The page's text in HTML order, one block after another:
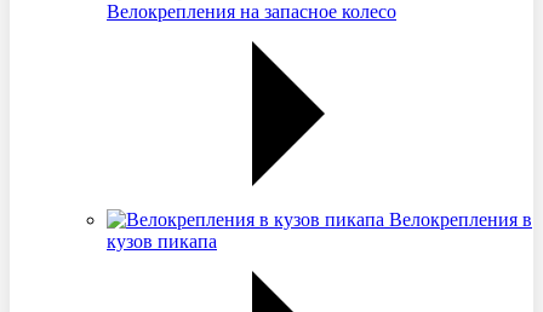
Велокрепления на запасное колесо
Велокрепления в
кузов пикапа